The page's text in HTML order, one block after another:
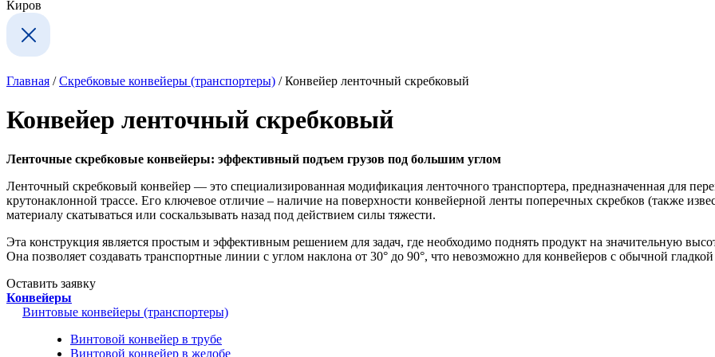
Киров
Главная /Скребковые конвейеры (транспортеры) /Конвейер ленточный скребковый
Конвейер ленточный скребковый
Ленточные скребковые конвейеры: эффективный подъем грузов под большим углом
Ленточный скребковый конвейер — это специализированная модификация ленточного транспортера, предназначенная для
крутонаклонной трассе. Его ключевое отличие – наличие на поверхности конвейерной ленты поперечных скребков (также
материалу скатываться или соскальзывать назад под действием силы тяжести.
Эта конструкция является простым и эффективным решением для задач, где необходимо поднять продукт на значительную
Она позволяет создавать транспортные линии с углом наклона от 30° до 90°, что невозможно для конвейеров с обычной
Оставить заявку
Конвейеры
Винтовые конвейеры (транспортеры)
Винтовой конвейер в трубе
Винтовой конвейер в желобе